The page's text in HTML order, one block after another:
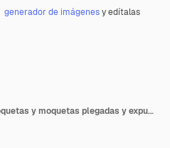
generador de imágenesy edítalas
Colorida colección de moquetas y moquetas plegadas y expuestas Detalle de la superficie de la moqueta texturizada Vista específica